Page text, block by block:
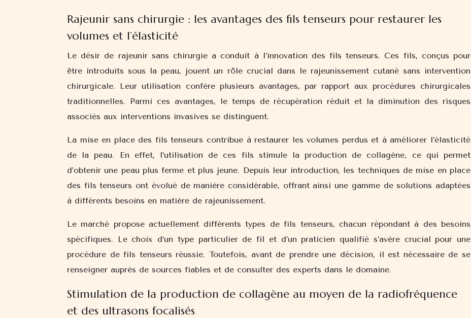
Rajeunir sans chirurgie : les avantages des fils tenseurs pour restaurer les
volumes et l’élasticité
Le désir de rajeunir sans chirurgie a conduit à l’innovation des fils tenseurs. Ces fils, conçus pour
être introduits sous la peau, jouent un rôle crucial dans le rajeunissement cutané sans intervention
chirurgicale. Leur utilisation confère plusieurs avantages, par rapport aux procédures chirurgicales
traditionnelles. Parmi ces avantages, le temps de récupération réduit et la diminution des risques
associés aux interventions invasives se distinguent.
La mise en place des fils tenseurs contribue à restaurer les volumes perdus et à améliorer l’élasticité
de la peau. En effet, l’utilisation de ces fils stimule la production de collagène, ce qui permet
d’obtenir une peau plus ferme et plus jeune. Depuis leur introduction, les techniques de mise en place
des fils tenseurs ont évolué de manière considérable, offrant ainsi une gamme de solutions adaptées
à différents besoins en matière de rajeunissement.
Le marché propose actuellement différents types de fils tenseurs, chacun répondant à des besoins
spécifiques. Le choix d’un type particulier de fil et d’un praticien qualifié s’avère crucial pour une
procédure de fils tenseurs réussie. Toutefois, avant de prendre une décision, il est nécessaire de se
renseigner auprès de sources fiables et de consulter des experts dans le domaine.
Stimulation de la production de collagène au moyen de la radiofréquence
et des ultrasons focalisés